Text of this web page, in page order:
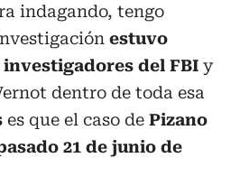
indagando, tengo
estuvo
del FBI y
dentro de toda esa
es que el caso de Pizano
21 de junio de